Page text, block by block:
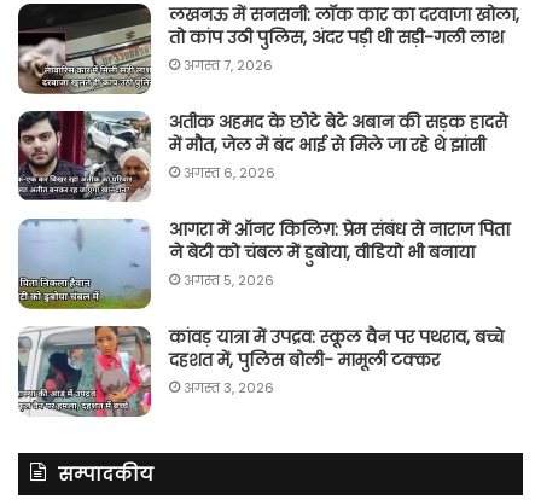
लखनऊ में सनसनी: लॉक कार का दरवाजा खोला,
तो कांप उठी पुलिस, अंदर पड़ी थी सड़ी-गली लाश
अगस्त 7, 2026
अतीक अहमद के छोटे बेटे अबान की सड़क हादसे
में मौत, जेल में बंद भाई से मिले जा रहे थे झांसी
अगस्त 6, 2026
आगरा में ऑनर किलिग़: प्रेम संबंध से नाराज पिता
ने बेटी को चंबल में डुबोया, वीडियो भी बनाया
अगस्त 5, 2026
कांवड़ यात्रा में उपद्रव: स्कूल वैन पर पथराव, बच्चे
दहशत में, पुलिस बोली- मामूली टक्कर
अगस्त 3, 2026
सम्पादकीय